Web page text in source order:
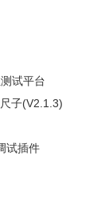
试平台
子(V2.1.3)
试插件